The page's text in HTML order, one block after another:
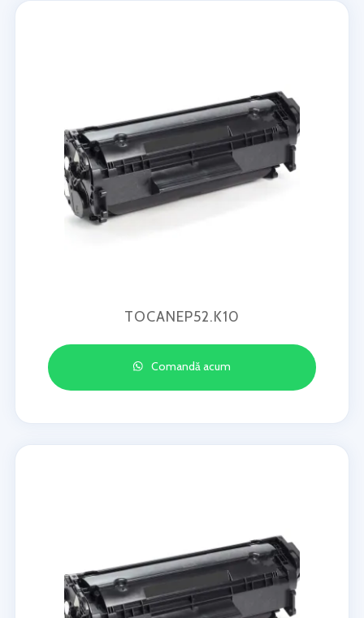
TOCANEP52.K10
Comandă acum